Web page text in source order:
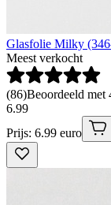
Glasfolie Milky
Meest verkocht
(86)Beoordeeld met
6.99
Prijs: 6.99 euro